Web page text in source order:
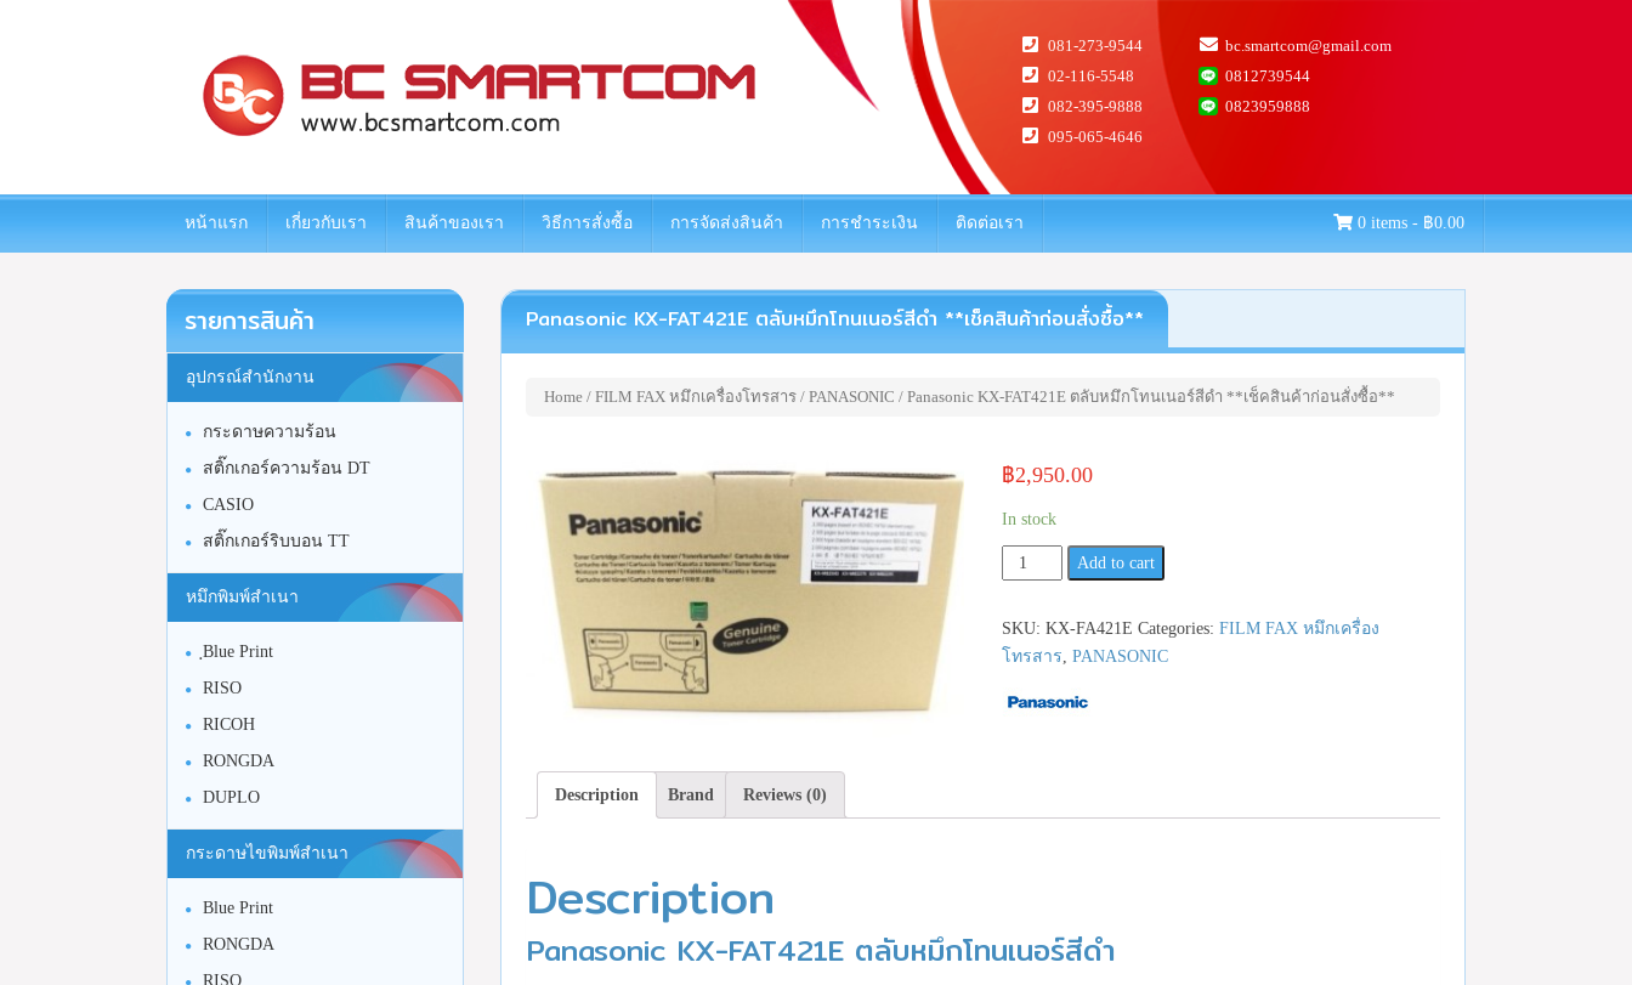
081-273-9544
bc.smartcom@gmail.com
02-116-5548
0812739544
082-395-9888
0823959888
095-065-4646
หน้าแรก เกี่ยวกับเรา สินค้าของเรา วิธีการสั่งซื้อ การจัดส่งสินค้า การชำระเงิน ติดต่อเรา 0 items - ฿0.00
Panasonic KX-FAT421E ตลับหมึกโทนเนอร์สีดำ **เช็คสินค้าก่อนสั่งซื้อ**
Home / FILM FAX หมึกเครื่องโทรสาร / PANASONIC / Panasonic KX-FAT421E ตลับหมึกโทนเนอร์สีดำ **เช็คสินค้าก่อนสั่งซื้อ**
฿2,950.00
In stock
Panasonic
KX-
ตลับ
โทนเนอร์
Add to cart
SKU: KX-FA421E Categories: FILM FAX หมึกเครื่อง
โทรสาร, PANASONIC
Description Brand Reviews (0)
Description
Panasonic KX-FAT421E ตลับหมึกโทนเนอร์สีดำ
รายการสินค้า
อุปกรณ์สำนักงาน
กระดาษความร้อน
สติ๊กเกอร์ความร้อน DT
CASIO
สติ๊กเกอร์ริบบอน TT
หมึกพิมพ์สำเนา
ฺBlue Print
RISO
RICOH
RONGDA
DUPLO
กระดาษไขพิมพ์สำเนา
Blue Print
RONGDA
RISO